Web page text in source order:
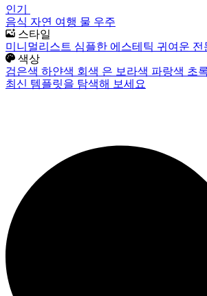
인기
음식 자연 여행 물 우주
스타일
미니멀리스트 심플한 에스테틱 귀여운 전
색상
검은색 하얀색 회색 은 보라색 파랑색 초
최신 템플릿을 탐색해 보세요